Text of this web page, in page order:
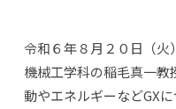
令和６年８月２０日（火
機械工学科の稲毛真一
動やエネルギーなどGX